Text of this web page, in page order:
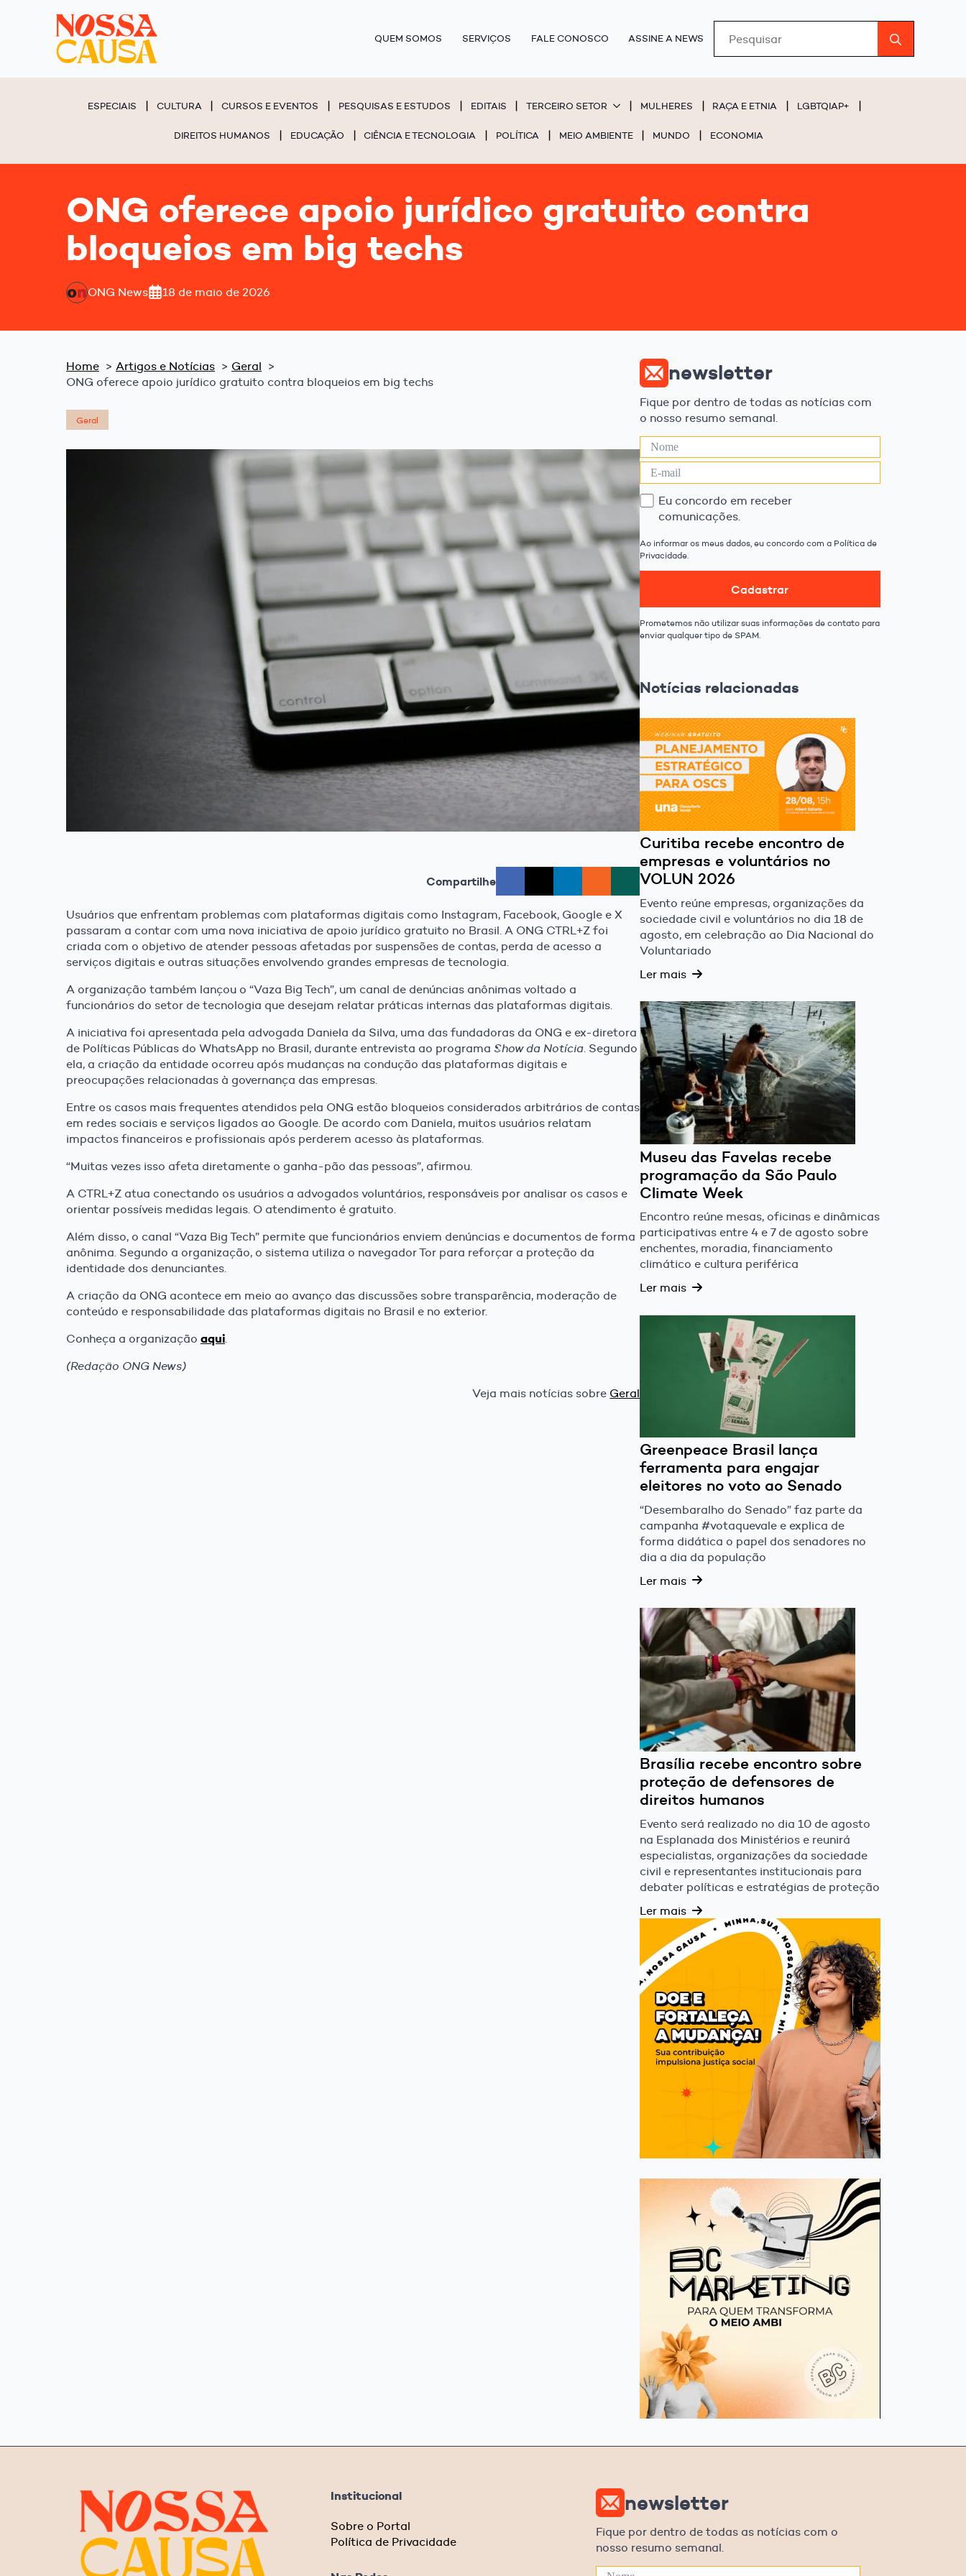
QUEM SOMOS SERVIÇOS FALE CONOSCO ASSINE A NEWS
ESPECIAIS CULTURA CURSOS E EVENTOS PESQUISAS E ESTUDOS EDITAIS TERCEIRO SETOR MULHERES RAÇA E ETNIA LGBTQIAP+
DIREITOS HUMANOS EDUCAÇÃO CIÊNCIA E TECNOLOGIA POLÍTICA MEIO AMBIENTE MUNDO ECONOMIA
ONG oferece apoio jurídico gratuito contra
bloqueios em big techs
ONG News 18 de maio de 2026
Home Artigos e Notícias
Geral
ONG oferece apoio jurídico gratuito contra bloqueios em big techs
Geral
Compartilhe
Usuários que enfrentam problemas com plataformas digitais como Instagram, Facebook, Google e X
passaram a contar com uma nova iniciativa de apoio jurídico gratuito no Brasil. A ONG CTRL+Z foi
criada com o objetivo de atender pessoas afetadas por suspensões de contas, perda de acesso a
serviços digitais e outras situações envolvendo grandes empresas de tecnologia.
A organização também lançou o “Vaza Big Tech”, um canal de denúncias anônimas voltado a
funcionários do setor de tecnologia que desejam relatar práticas internas das plataformas digitais.
A iniciativa foi apresentada pela advogada Daniela da Silva, uma das fundadoras da ONG e ex-diretora
de Políticas Públicas do WhatsApp no Brasil, durante entrevista ao programa Show da Notícia. Segundo
ela, a criação da entidade ocorreu após mudanças na condução das plataformas digitais e
preocupações relacionadas à governança das empresas.
Entre os casos mais frequentes atendidos pela ONG estão bloqueios considerados arbitrários de contas
em redes sociais e serviços ligados ao Google. De acordo com Daniela, muitos usuários relatam
impactos financeiros e profissionais após perderem acesso às plataformas.
“Muitas vezes isso afeta diretamente o ganha-pão das pessoas”, afirmou.
A CTRL+Z atua conectando os usuários a advogados voluntários, responsáveis por analisar os casos e
orientar possíveis medidas legais. O atendimento é gratuito.
Além disso, o canal “Vaza Big Tech” permite que funcionários enviem denúncias e documentos de forma
anônima. Segundo a organização, o sistema utiliza o navegador Tor para reforçar a proteção da
identidade dos denunciantes.
A criação da ONG acontece em meio ao avanço das discussões sobre transparência, moderação de
conteúdo e responsabilidade das plataformas digitais no Brasil e no exterior.
Conheça a organização aqui.
(Redação ONG News)
Veja mais notícias sobre Geral
newsletter
Fique por dentro de todas as notícias com
o nosso resumo semanal.
Eu concordo em receber
comunicações.
Ao informar os meus dados, eu concordo com a Política de
Privacidade.
Cadastrar
Prometemos não utilizar suas informações de contato para
enviar qualquer tipo de SPAM.
Notícias relacionadas
Curitiba recebe encontro de
empresas e voluntários no
VOLUN 2026
Evento reúne empresas, organizações da
sociedade civil e voluntários no dia 18 de
agosto, em celebração ao Dia Nacional do
Voluntariado
Ler mais
Museu das Favelas recebe
programação da São Paulo
Climate Week
Encontro reúne mesas, oficinas e dinâmicas
participativas entre 4 e 7 de agosto sobre
enchentes, moradia, financiamento
climático e cultura periférica
Ler mais
Greenpeace Brasil lança
ferramenta para engajar
eleitores no voto ao Senado
“Desembaralho do Senado” faz parte da
campanha #votaquevale e explica de
forma didática o papel dos senadores no
dia a dia da população
Ler mais
Brasília recebe encontro sobre
proteção de defensores de
direitos humanos
Evento será realizado no dia 10 de agosto
na Esplanada dos Ministérios e reunirá
especialistas, organizações da sociedade
civil e representantes institucionais para
debater políticas e estratégias de proteção
Ler mais
Institucional
Sobre o Portal
Política de Privacidade
newsletter
Fique por dentro de todas as notícias com o
nosso resumo semanal.